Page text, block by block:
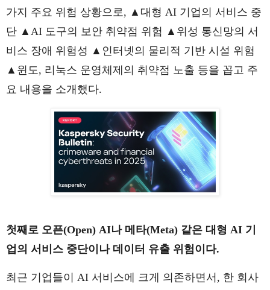
가지 주요 위험 상황으로, ▲대형 AI 기업의 서비스 중
단 ▲AI 도구의 보안 취약점 위험 ▲위성 통신망의 서
비스 장애 위험성 ▲인터넷의 물리적 기반 시설 위험
▲윈도, 리눅스 운영체제의 취약점 노출 등을 꼽고 주
요 내용을 소개했다.
첫째로 오픈(Open) AI나 메타(Meta) 같은 대형 AI 기
업의 서비스 중단이나 데이터 유출 위험이다.
최근 기업들이 AI 서비스에 크게 의존하면서, 한 회사